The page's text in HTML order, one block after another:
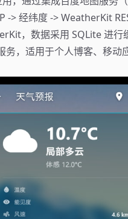
> 经纬度 -> WeatherKit
，数据采用 SQLite 进行
，适用于个人博客、移动